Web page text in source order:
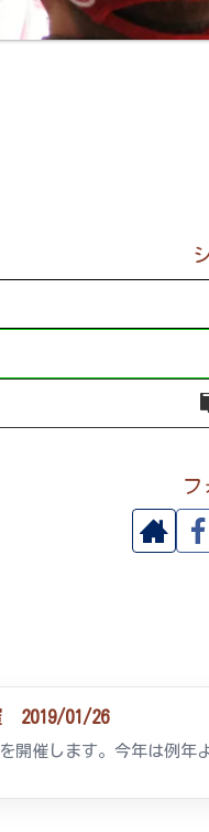
フ
2019/01/26
開催します。今年は例年